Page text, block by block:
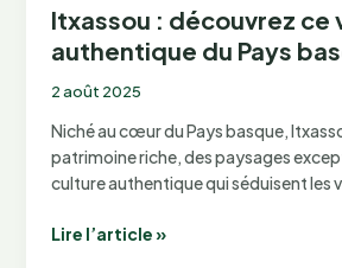
Itxassou : découvrez ce
authentique du Pays
2 août 2025
Niché au cœur du Pays basque,
patrimoine riche, des paysages
culture authentique qui séduisent les
Itxassou
Lire l’article »